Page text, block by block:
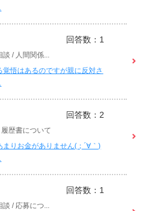
回答数：1
談 / 人間関係...
覚悟はあるのですが親に反対さ
回答数：2
履歴書について
まりお金がありません(；´∀｀)
回答数：1
談 / 応募につ...